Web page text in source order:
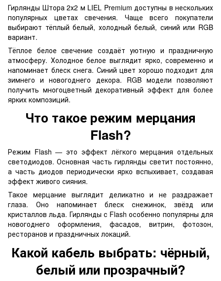
Гирлянды Штора 2х2 м LIEL Premium доступны в нескольких
популярных цветах свечения. Чаще всего покупатели
выбирают тёплый белый, холодный белый, синий или RGB
вариант.
Тёплое белое свечение создаёт уютную и праздничную
атмосферу. Холодное белое выглядит ярко, современно и
напоминает блеск снега. Синий цвет хорошо подходит для
зимнего и новогоднего декора. RGB модели позволяют
получить многоцветный декоративный эффект для более
ярких композиций.
Что такое режим мерцания
Flash?
Режим Flash — это эффект лёгкого мерцания отдельных
светодиодов. Основная часть гирлянды светит постоянно,
а часть диодов периодически ярко вспыхивает, создавая
эффект живого сияния.
Такое мерцание выглядит деликатно и не раздражает
глаза. Оно напоминает блеск снежинок, звёзд или
кристаллов льда. Гирлянды с Flash особенно популярны для
новогоднего оформления, фасадов, витрин, фотозон,
ресторанов и праздничных локаций.
Какой кабель выбрать: чёрный,
белый или прозрачный?